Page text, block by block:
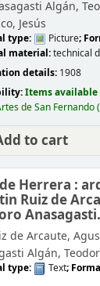
Algán,
Jesús
type: Picture;
material:technical
details: 1908
Items available
de San Fernando
to cart
Herrera :
Ruiz de
Anasagasti.
de Arcaute,
Algán,
type: Text;